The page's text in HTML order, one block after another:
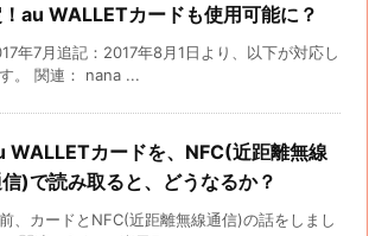
au WALLETカードも使用可能に？
年7月追記：2017年8月1日より、以下が対応し
。 関連： nana ...
WALLETカードを、NFC(近距離無線
)で読み取ると、どうなるか？
、カードとNFC(近距離無線通信)の話をしまし